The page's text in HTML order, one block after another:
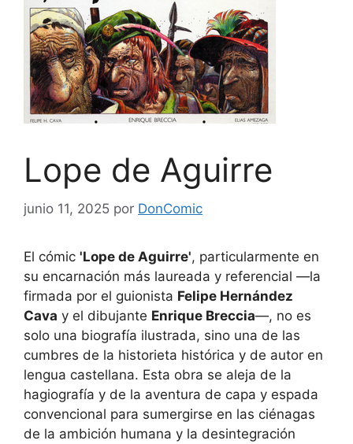
Lope de Aguirre
junio 11, 2025 por DonComic
El cómic 'Lope de Aguirre', particularmente en
su encarnación más laureada y referencial —la
firmada por el guionista Felipe Hernández
Cava y el dibujante Enrique Breccia—, no es
solo una biografía ilustrada, sino una de las
cumbres de la historieta histórica y de autor en
lengua castellana. Esta obra se aleja de la
hagiografía y de la aventura de capa y espada
convencional para sumergirse en las ciénagas
de la ambición humana y la desintegración